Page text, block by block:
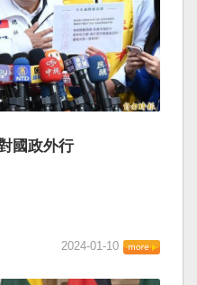
國政外行
2024-01-10